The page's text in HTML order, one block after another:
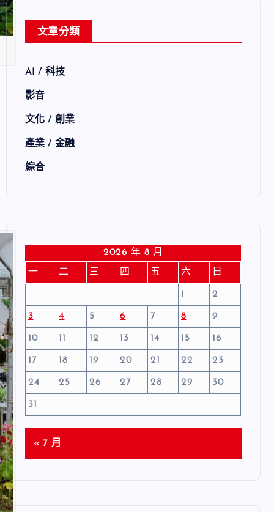
文章分類
AI / 科技
影音
文化 / 創業
產業 / 金融
綜合
2026 年 8 月
一
二 三 四 五 六 日
1 2
3 4 5 6 7 8 9
10 11 12 13 14 15 16
17 18 19 20 21 22 23
24 25 26 27 28 29 30
31
« 7 月